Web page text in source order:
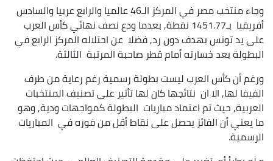
وجاء منتخب مصر في المركز الـ46 عالميا والرابع عربيا والسادس
أفريقيا بـ1451.77 نقطة, بعدما ودع نصف نهائي كأس العرب
على يد تونس بهدف دون رد, فضلا عن احتلاله المركز الرابع في
البطولة بعد خسارته أمام قطر صاحبة المرتبة الثالثة.
ورغم أن كأس العرب ليست بطولة رسمية رغم رعاية من طرف
الفيفا لها, الا ان نتائجها كان لها تأثير على تصنيف المنتخبات
العربية, حيث تم اعتماد مباريات البطولة كمواجهات ودية, وهو
ما يعني أن الفائز يحصل على نقاط أقل من فوزه في المباريات
الرسمية.